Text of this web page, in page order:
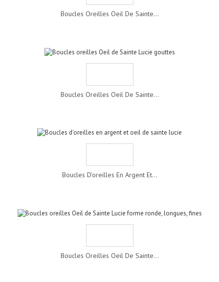
Boucles Oreilles Oeil De Sainte...
Boucles Oreilles Oeil De Sainte...
Boucles D'oreilles En Argent Et...
Boucles Oreilles Oeil De Sainte...